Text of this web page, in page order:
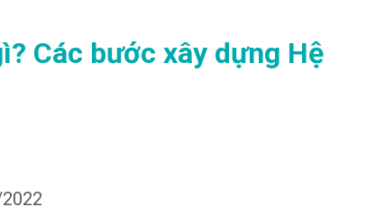
Các bước xây dựng Hệ